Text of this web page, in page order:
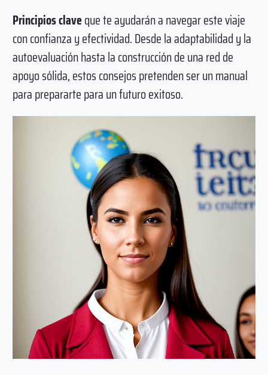
Principios claveque te ayudarán a navegar este viaje
con confianza y efectividad. Desde la adaptabilidad y la
autoevaluación hasta la construcción de una red de
apoyo sólida, estos consejos pretenden ser un manual
para prepararte para un futuro exitoso.